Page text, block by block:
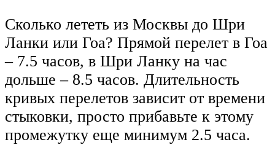
Сколько лететь из Москвы до Шри
Ланки или Гоа? Прямой перелет в Гоа
– 7.5 часов, в Шри Ланку на час
дольше – 8.5 часов. Длительность
кривых перелетов зависит от времени
стыковки, просто прибавьте к этому
промежутку еще минимум 2.5 часа.